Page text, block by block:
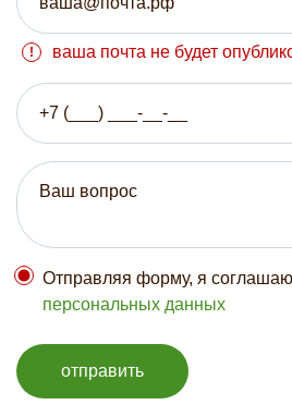
ваша почта не будет
Отправляя форму, я
персональных данных
отправить